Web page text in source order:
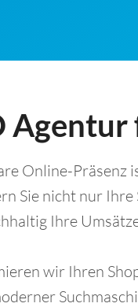
Online-Präsenz
Sie nicht nur
Ihre
wir Ihren